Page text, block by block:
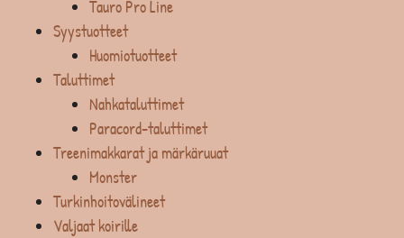
Tauro Pro Line
Syystuotteet
Huomiotuotteet
Taluttimet
Nahkataluttimet
Paracord-taluttimet
Treenimakkarat ja märkäruuat
Monster
Turkinhoitovälineet
Valjaat koirille